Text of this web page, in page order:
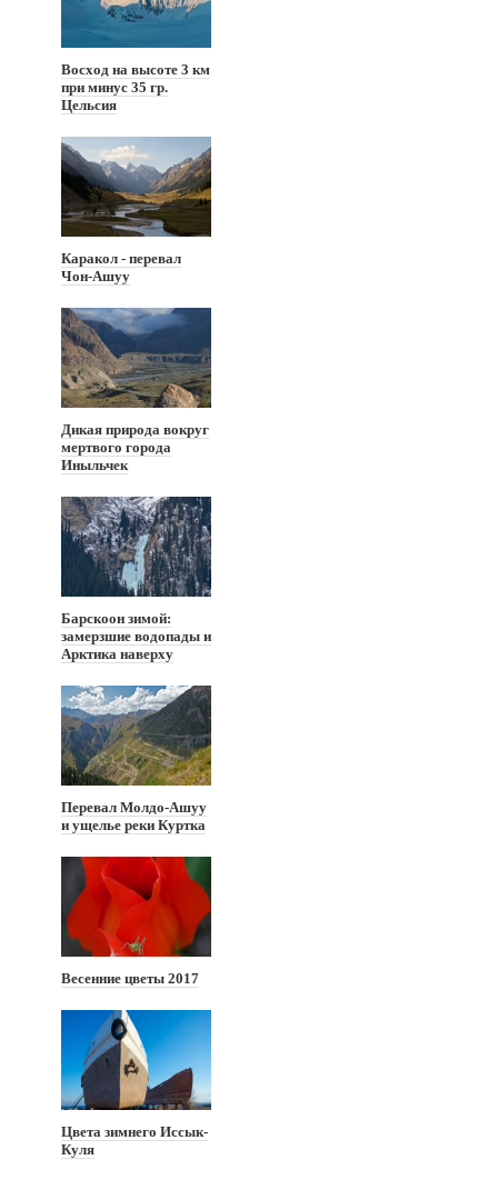
Восход на высоте 3 км
при минус 35 гр.
Цельсия
Каракол - перевал
Чон-Ашуу
Дикая природа вокруг
мертвого города
Иныльчек
Барскоон зимой:
замерзшие водопады и
Арктика наверху
Перевал Молдо-Ашуу
и ущелье реки Куртка
Весенние цветы 2017
Цвета зимнего Иссык-
Куля